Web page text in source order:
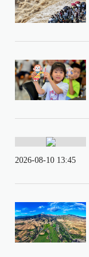
2026-08-10 13:45